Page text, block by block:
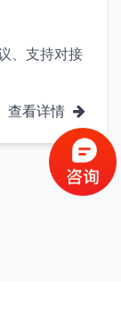
、支持对接
查看详情